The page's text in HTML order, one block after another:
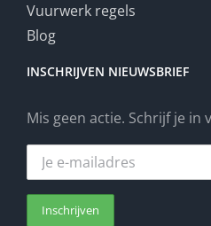
Vuurwerk regels
Blog
INSCHRIJVEN NIEUWSBRIEF
Mis geen actie. Schrijf je in